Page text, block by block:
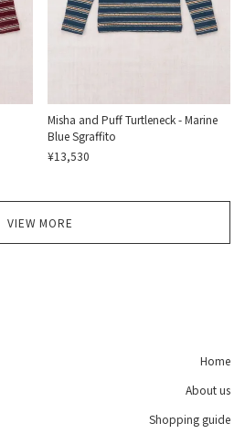
Misha and Puff Turtleneck - Marine
Blue Sgraffito
¥13,530
VIEW MORE
Home
About us
Shopping guide